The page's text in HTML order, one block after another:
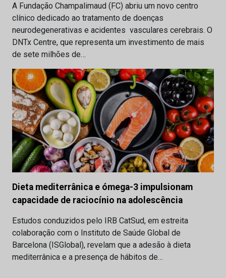
A Fundação Champalimaud (FC) abriu um novo centro
clínico dedicado ao tratamento de doenças
neurodegenerativas e acidentes vasculares cerebrais. O
DNTx Centre, que representa um investimento de mais
de sete milhões de…
Dieta mediterrânica e ómega-3 impulsionam
capacidade de raciocínio na adolescência
Estudos conduzidos pelo IRB CatSud, em estreita
colaboração com o Instituto de Saúde Global de
Barcelona (ISGlobal), revelam que a adesão à dieta
mediterrânica e a presença de hábitos de…